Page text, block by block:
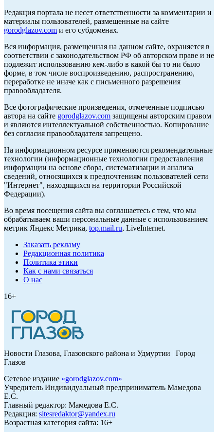
Редакция портала не несет ответственности за комментарии и
материалы пользователей, размещенные на сайте
gorodglazov.com и его субдоменах.
Вся информация, размещенная на данном сайте, охраняется в
соответствии с законодательством РФ об авторском праве и не
подлежит использованию кем-либо в какой бы то ни было
форме, в том числе воспроизведению, распространению,
переработке не иначе как с письменного разрешения
правообладателя.
Все фотографические произведения, отмеченные подписью
автора на сайте gorodglazov.com защищены авторским правом
и являются интеллектуальной собственностью. Копирование
без согласия правообладателя запрещено.
На информационном ресурсе применяются рекомендательные
технологии (информационные технологии предоставления
информации на основе сбора, систематизации и анализа
сведений, относящихся к предпочтениям пользователей сети
"Интернет", находящихся на территории Российской
Федерации).
Во время посещения сайта вы соглашаетесь с тем, что мы
обрабатываем ваши персональные данные с использованием
метрик Яндекс Метрика, top.mail.ru, LiveInternet.
Заказать рекламу
Редакционная политика
Политика этики
Как с нами связаться
О нас
16+
Новости Глазова, Глазовского района и Удмуртии | Город
Глазов
Сетевое издание «gorodglazov.com»
Учредитель Индивидуальный предприниматель Мамедова
Е.С.
Главный редактор: Мамедова Е.С.
Редакция: sitesredaktor@yandex.ru
Возрастная категория сайта: 16+